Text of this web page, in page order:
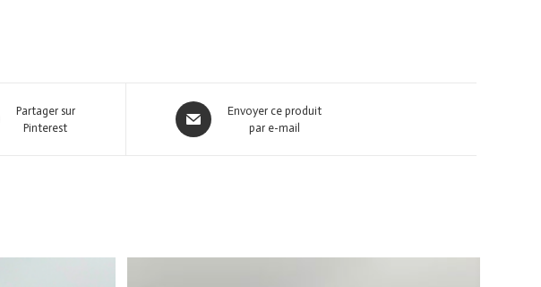
Partager sur
Pinterest
Envoyer ce produit
par e-mail